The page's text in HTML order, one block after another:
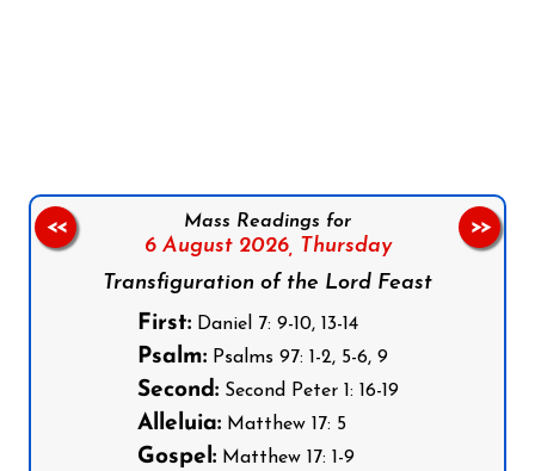
Mass Readings for
6 August 2026, Thursday
Transfiguration of the Lord Feast
First:Daniel 7: 9-10, 13-14
Psalm:Psalms 97: 1-2, 5-6, 9
Second:Second Peter 1: 16-19
Alleluia:Matthew 17: 5
Gospel:Matthew 17: 1-9
<< >>